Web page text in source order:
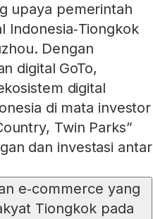
upaya pemerintah
Indonesia‑Tiongkok
Dengan
digital GoTo,
digital
di mata investor
Twin Parks”
dan investasi antar
e‑commerce yang
Tiongkok pada